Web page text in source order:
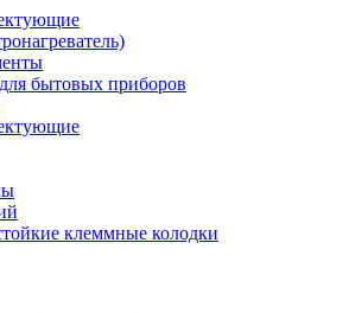
бытовых приборов
клеммные колодки